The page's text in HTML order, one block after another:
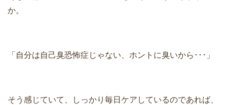
か。
「自分は自己臭恐怖症じゃない、ホントに臭いから･･･」
そう感じていて、しっかり毎日ケアしているのであれば、